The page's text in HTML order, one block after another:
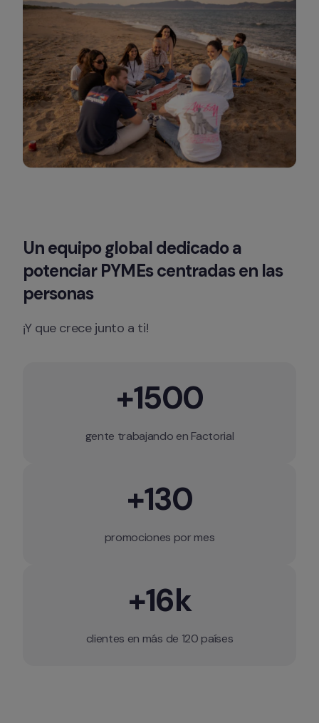
Un equipo global dedicado a
potenciar PYMEs centradas en las
personas
¡Y que crece junto a ti!
+1500
gente trabajando en Factorial
+130
promociones por mes
+16k
clientes en más de 120 países